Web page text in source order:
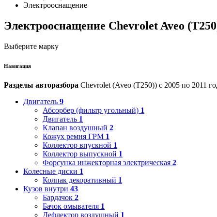
Электрооснащение
Электрооснащение Chevrolet Aveo
Выберите марку
Навигация
Разделы авторазбора Chevrolet (Aveo (T250)) с 2005 по 2011
Двигатель 9
Абсорбер (фильтр угольный) 1
Двигатель 1
Клапан воздушный 2
Кожух ремня ГРМ 1
Коллектор впускной 1
Коллектор выпускной 1
Форсунка инжекторная электрическая 2
Колесные диски 1
Колпак декоративный 1
Кузов внутри 43
Бардачок 2
Бачок омывателя 1
Дефлектор воздушный 1